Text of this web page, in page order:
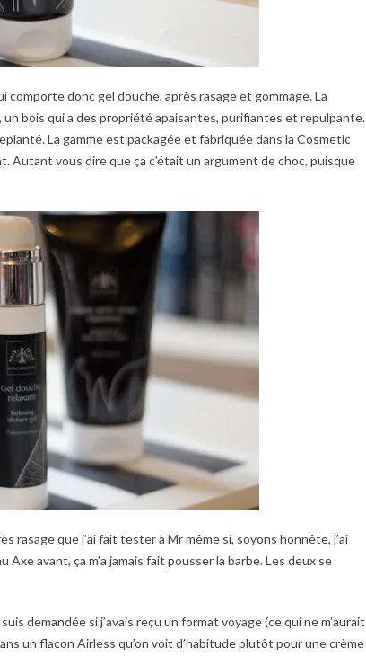
comporte donc gel douche, après rasage et gommage. La
, un bois qui a des propriété apaisantes, purifiantes et repulpante.
La gamme est packagée et fabriquée dans la Cosmetic
Autant vous dire que ça c’était un argument de choc, puisque
rasage que j’ai fait tester à Mr même si, soyons honnête, j’ai
avant, ça m’a jamais fait pousser la barbe. Les deux se
demandée si j’avais reçu un format voyage (ce qui ne m’aurait
un flacon Airless qu’on voit d’habitude plutôt pour une crème